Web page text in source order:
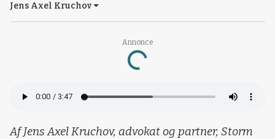
Annonce
Loading...
Jens Axel Kruchov
Af Jens Axel Kruchov, advokat og partner, Storm